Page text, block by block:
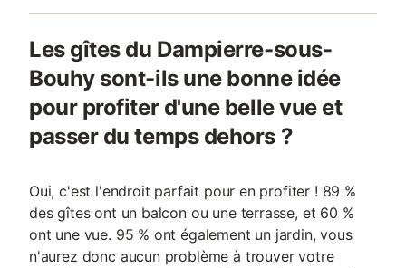
Les gîtes du Dampierre-sous-
Bouhy sont-ils une bonne idée
pour profiter d'une belle vue et
passer du temps dehors ?
Oui, c'est l'endroit parfait pour en profiter ! 89 %
des gîtes ont un balcon ou une terrasse, et 60 %
ont une vue. 95 % ont également un jardin, vous
n'aurez donc aucun problème à trouver votre